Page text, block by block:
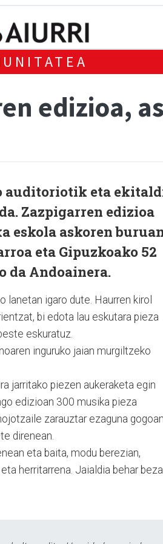
edizioa,
auditoriotik eta
Zazpigarren edizioa
eskola askoren
eta Gipuzkoako 52
da Andoainera.
igaro dute. Haurren kirol
bi edota lau eskutara pieza
eskuratuz.
inguruko jaian murgiltzeko
jarritako piezen aukeraketa egin
edizioan 300 musika pieza
zarauztar ezaguna
direnean.
eta baita, modu berezian,
herritarrena. Jaialdia behar